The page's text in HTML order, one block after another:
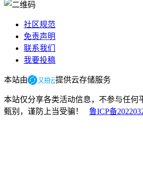
社区规范
免责声明
联系我们
我要投稿
本站由 提供云存储服务
本站仅分享各类活动信息，不参与任何
甄别，谨防上当受骗！
鲁ICP备